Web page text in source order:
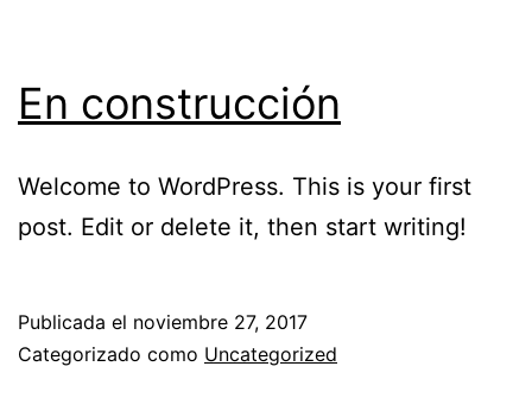
En construcción
Welcome to WordPress. This is your first
post. Edit or delete it, then start writing!
Publicada el noviembre 27, 2017
Categorizado como Uncategorized